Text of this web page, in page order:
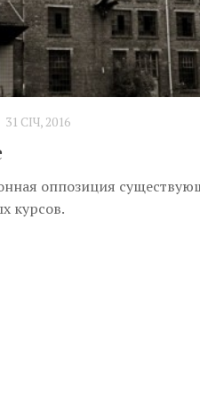
31 СІЧ, 2016
оппозиция
курсов.